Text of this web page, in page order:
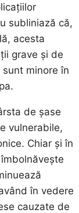
subliniază că,
acesta
grave și de
minore în
de șase
vulnerabile,
Chiar și în
în vedere
cauzate de